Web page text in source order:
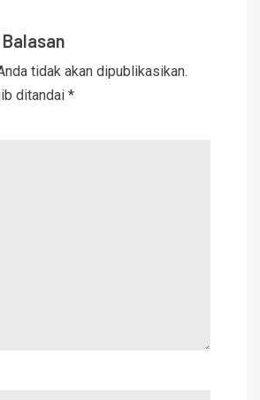
tidak akan dipublikasikan.
ditandai *